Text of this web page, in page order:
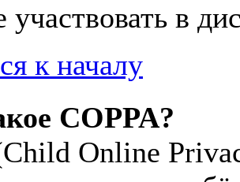
участвовать в
к началу
COPPA?
Online